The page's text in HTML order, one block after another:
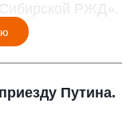
РЖД».
Путина.